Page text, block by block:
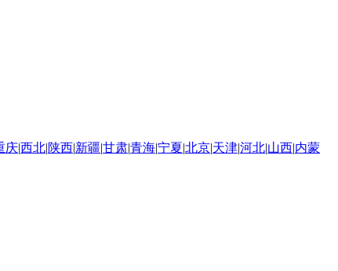
庆|西北|陕西|新疆|甘肃|青海|宁夏|北京|天津|河北|山西|内蒙